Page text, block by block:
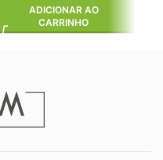
ADICIONAR AO
CARRINHO